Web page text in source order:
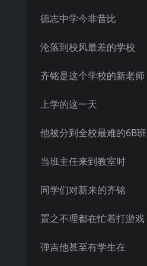
德志中学今非昔比
沦落到校风最差的学校
齐铭是这个学校的新老师
上学的这一天
他被分到全校最难的6B班
当班主任来到教室时
同学们对新来的齐铭
置之不理都在忙着打游戏
弹吉他甚至有学生在